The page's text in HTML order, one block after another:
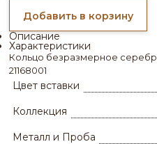
Добавить в корзину
Описание
Характеристики
Кольцо безразмерное
21168001
Цвет вставки
Коллекция
Металл и Проба